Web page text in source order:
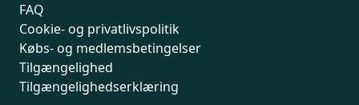
FAQ
Cookie- og privatlivspolitik
Købs- og medlemsbetingelser
Tilgængelighed
Tilgængelighedserklæring